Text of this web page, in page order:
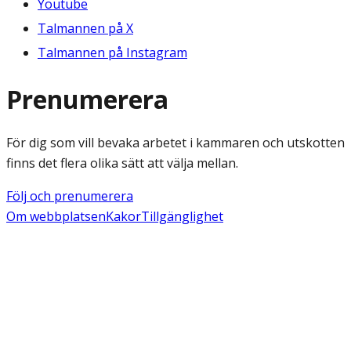
Youtube
Talmannen på X
Talmannen på Instagram
Prenumerera
För dig som vill bevaka arbetet i kammaren och utskotten
finns det flera olika sätt att välja mellan.
Följ och prenumerera
Om webbplatsenKakorTillgänglighet